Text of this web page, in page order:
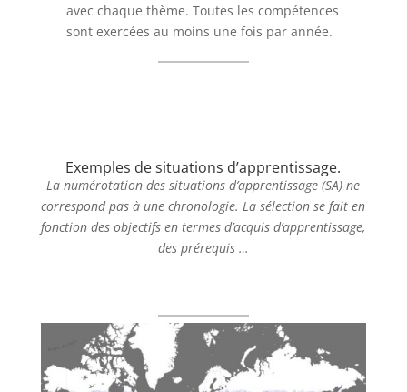
avec chaque thème. Toutes les compétences
sont exercées au moins une fois par année.
Exemples de situations d’apprentissage.
La numérotation des situations d’apprentissage (SA) ne
correspond pas à une chronologie. La sélection se fait en
fonction des objectifs en termes d’acquis d’apprentissage,
des prérequis …